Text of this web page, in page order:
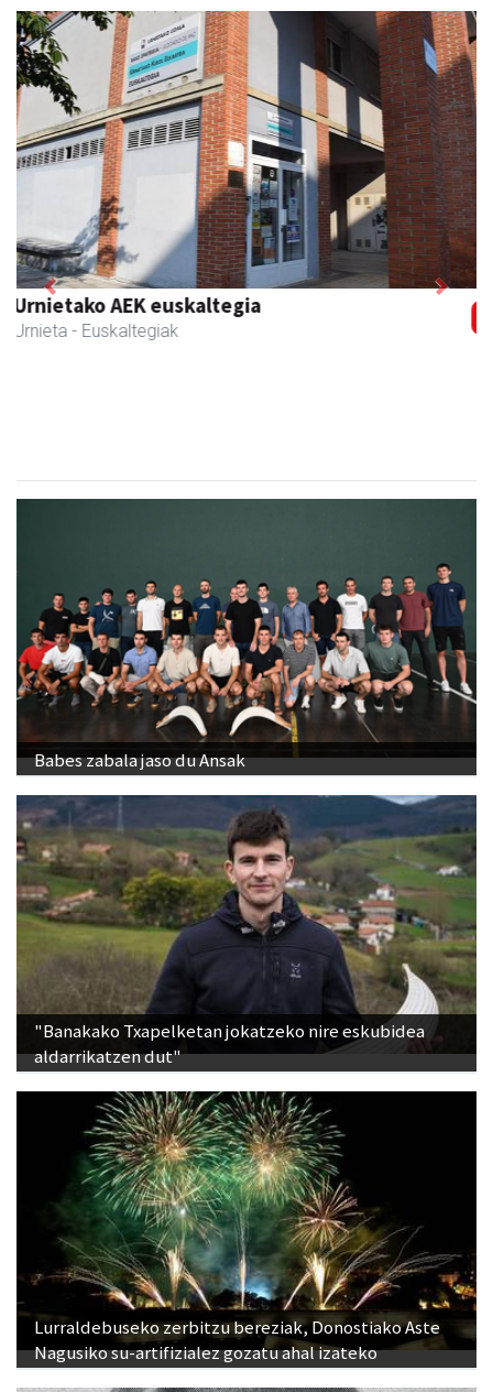
Previous Next
Babes zabala jaso du Ansak
"Banakako Txapelketan jokatzeko nire eskubidea
aldarrikatzen dut"
Lurraldebuseko zerbitzu bereziak, Donostiako Aste
Nagusiko su-artifizialez gozatu ahal izateko